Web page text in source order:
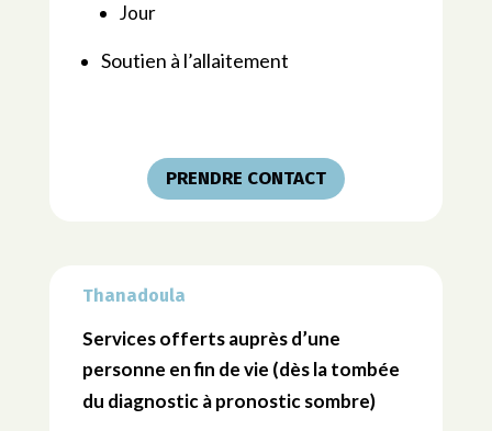
Jour
Soutien à l’allaitement
PRENDRE CONTACT
Thanadoula
Services offerts auprès d’une
personne en fin de vie (dès la tombée
du diagnostic à pronostic sombre)